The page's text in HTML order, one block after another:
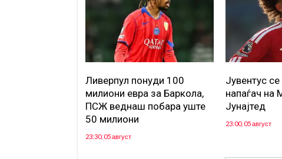
Ливерпул понуди 100
милиони евра за Баркола,
ПСЖ веднаш побара уште
50 милиони
23:30, 05 август
Јувентус
напаѓач на
Јунајтед
23:00, 05 август